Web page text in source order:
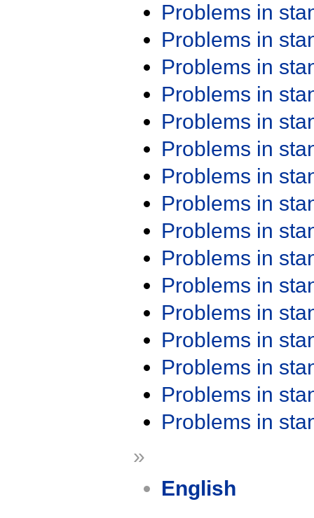
Problems in
Problems in
Problems in
Problems in
Problems in
Problems in
Problems in
Problems in
Problems in
Problems in
Problems in
Problems in
Problems in
Problems in
Problems in
Problems in
»
English